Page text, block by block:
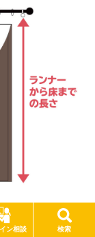
ン相談 検索